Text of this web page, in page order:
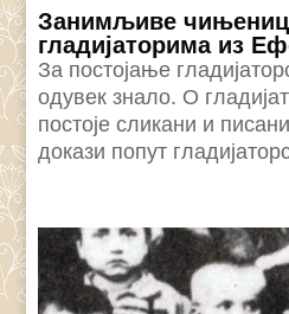
Занимљиве
гладијаторима из
За постојање
одувек знало. О
постоје сликани и
докази попут